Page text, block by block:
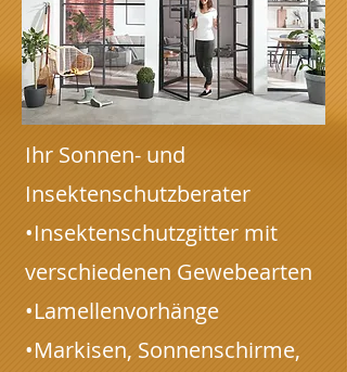
Ihr Sonnen- und
Insektenschutzberater
•Insektenschutzgitter mit
verschiedenen Gewebearten
•Lamellenvorhänge
•Markisen, Sonnenschirme,